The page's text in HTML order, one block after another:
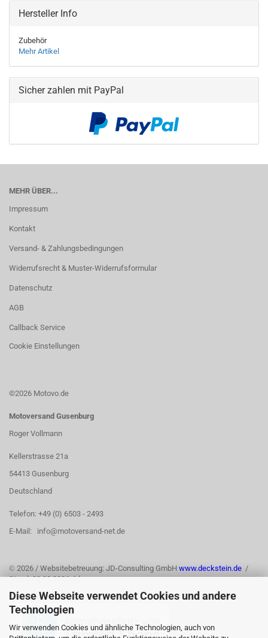
Diese Webseite verwendet Cookies und andere
Technologien
Wir verwenden Cookies und ähnliche Technologien, auch von
Hersteller Info
Zubehör
Mehr Artikel
Sicher zahlen mit PayPal
MEHR ÜBER...
Impressum
Kontakt
Versand- & Zahlungsbedingungen
Widerrufsrecht & Muster-Widerrufsformular
Datenschutz
AGB
Callback Service
Cookie Einstellungen
©2026 Motovo.de
Motoversand Gusenburg
Roger Vollmann
Kellerstrasse 21a
54413 Gusenburg
Deutschland
Telefon: +49 (0) 6503 - 2493
E-Mail: info@motoversand-net.de
© 2026 / Websitebetreuung: JD-Consulting GmbH www.deckstein.de /
Stand: 03.08.2026 /jd